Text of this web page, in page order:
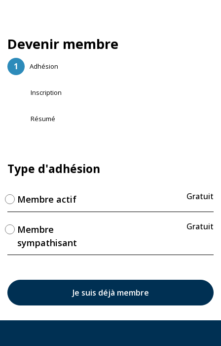
Devenir membre
Adhésion
Inscription
Résumé
Type d'adhésion
Gratuit
Membre actif
Gratuit
Membre
sympathisant
Je suis déjà membre